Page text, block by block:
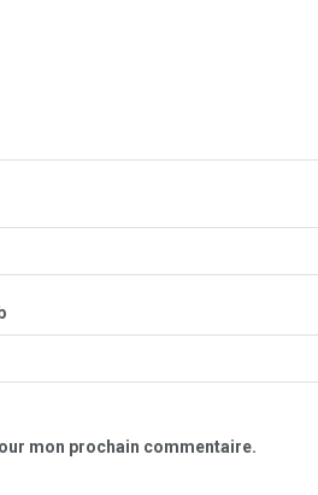
mon prochain commentaire.